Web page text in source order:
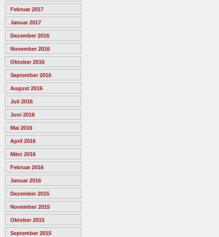
Februar 2017
Januar 2017
Dezember 2016
November 2016
Oktober 2016
September 2016
August 2016
Juli 2016
Juni 2016
Mai 2016
April 2016
März 2016
Februar 2016
Januar 2016
Dezember 2015
November 2015
Oktober 2015
September 2015